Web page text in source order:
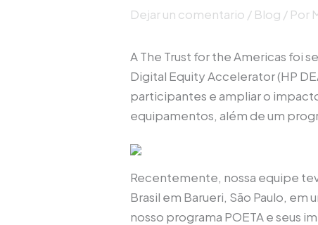
Dejar un comentario / Blog / Por
A The Trust for the Americas foi
Digital Equity Accelerator (HP
participantes e ampliar o
equipamentos, além de um
Recentemente, nossa equipe
Brasil em Barueri, São Paulo,
nosso programa POETA e seus